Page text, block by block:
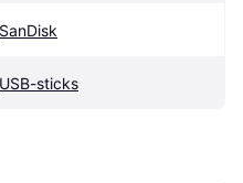
SanDisk
USB-sticks